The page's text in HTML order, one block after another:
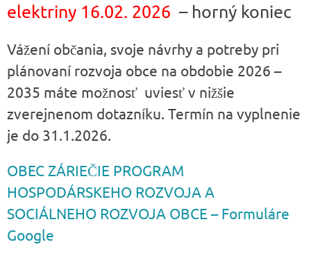
elektriny 16.02. 2026 – horný koniec
Vážení občania, svoje návrhy a potreby pri
plánovaní rozvoja obce na obdobie 2026 –
2035 máte možnosť uviesť v nižšie
zverejnenom dotazníku. Termín na vyplnenie
je do 31.1.2026.
OBEC ZÁRIEČIE PROGRAM
HOSPODÁRSKEHO ROZVOJA A
SOCIÁLNEHO ROZVOJA OBCE – Formuláre
Google